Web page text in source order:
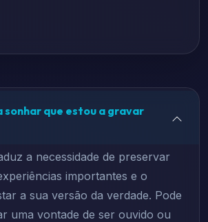
sonhar que estou a gravar
a necessidade de preservar
importantes e o
a sua versão da verdade. Pode
uma vontade de ser ouvido ou